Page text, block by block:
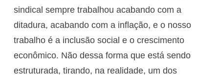
sindical sempre trabalhou acabando com a
ditadura, acabando com a inflação, e o nosso
trabalho é a inclusão social e o crescimento
econômico. Não dessa forma que está sendo
estruturada, tirando, na realidade, um dos